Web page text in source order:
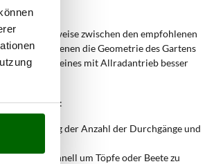
typischerweise zwischen den empfohlenen
macht, in denen die Geometrie des Gartens
oder eines mit Allradantrieb besser
erfordern:
Reduzierung der Anzahl der Durchgänge und
schnell um Töpfe oder Beete zu